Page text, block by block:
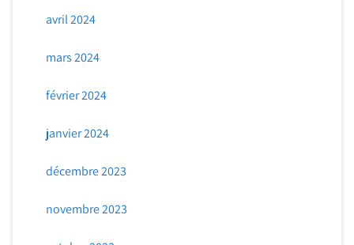
avril 2024
mars 2024
février 2024
janvier 2024
décembre 2023
novembre 2023